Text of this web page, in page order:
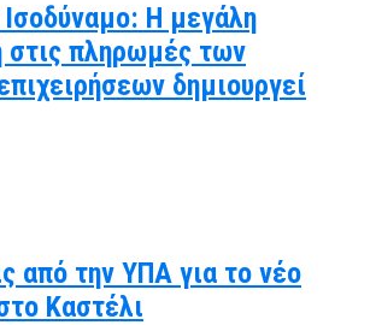
Η μεγάλη
στις πληρωμές των
δημιουργεί
από την ΥΠΑ για το νέο
Καστέλι